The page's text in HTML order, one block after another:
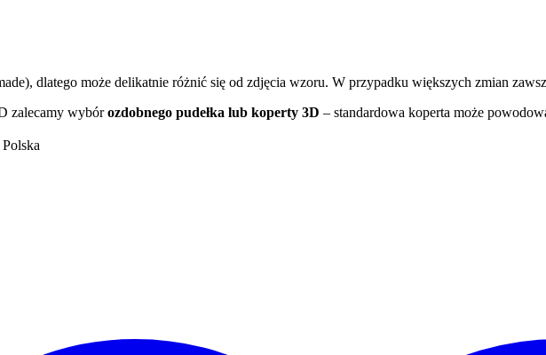
dlatego może delikatnie różnić się od zdjęcia wzoru. W przypadku większych zmian
zalecamy wybórozdobnego pudełka lub koperty 3D – standardowa koperta może